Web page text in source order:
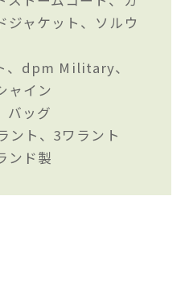
ジャケット、ソルウ
、dpm Military、
ャイン
バッグ
ント、3ワラント
ンド製